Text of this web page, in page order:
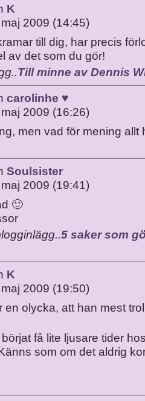
K
2009 (14:45)
till dig, har precis
av det som du gör!
Till minne av Dennis
carolinhe ♥
2009 (16:26)
men vad för mening allt
Soulsister
2009 (19:41)
🙂
5 saker som
K
2009 (19:50)
en olycka, att han mest
få lite ljusare tider
som om det aldrig